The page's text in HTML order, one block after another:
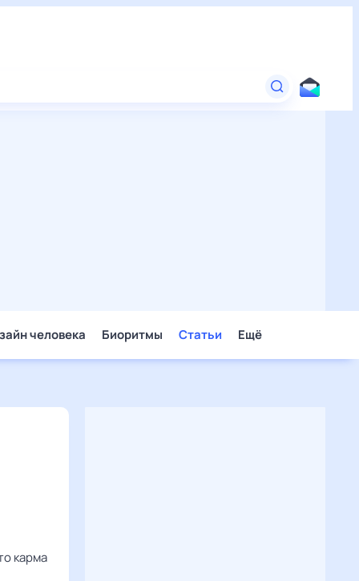
человека Биоритмы Статьи Ещё
карма